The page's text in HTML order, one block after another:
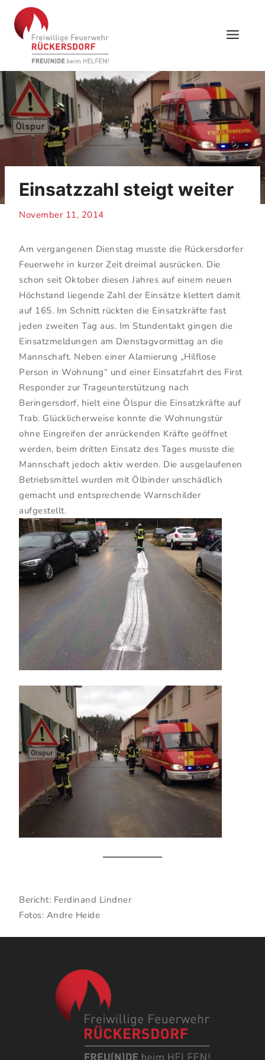
content
Einsatzzahl steigt weiter
November 11, 2014
Am vergangenen Dienstag musste die Rückersdorfer
Feuerwehr in kurzer Zeit dreimal ausrücken. Die
schon seit Oktober diesen Jahres auf einem neuen
Höchstand liegende Zahl der Einsätze klettert damit
auf 165. Im Schnitt rückten die Einsatzkräfte fast
jeden zweiten Tag aus. Im Stundentakt gingen die
Einsatzmeldungen am Dienstagvormittag an die
Mannschaft. Neben einer Alamierung „Hilflose
Person in Wohnung“ und einer Einsatzfahrt des First
Responder zur Trageunterstützung nach
Beringersdorf, hielt eine Ölspur die Einsatzkräfte auf
Trab. Glücklicherweise konnte die Wohnungstür
ohne Eingreifen der anrückenden Kräfte geöffnet
werden, beim dritten Einsatz des Tages musste die
Mannschaft jedoch aktiv werden. Die ausgelaufenen
Betriebsmittel wurden mit Ölbinder unschädlich
gemacht und entsprechende Warnschilder
aufgestellt.
Bericht: Ferdinand Lindner
Fotos: Andre Heide